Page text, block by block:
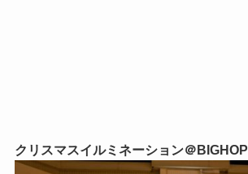
クリスマスイルミネーション＠BIGHOP